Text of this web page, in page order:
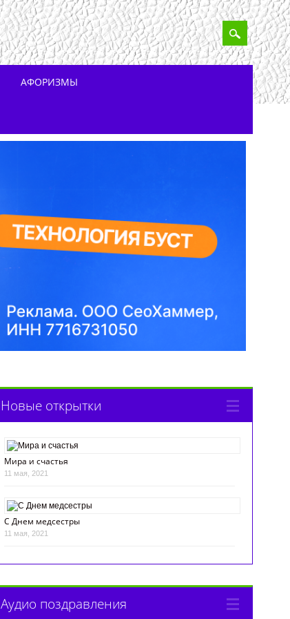
АФОРИЗМЫ
Новые открытки
Мира и счастья
11 мая, 2021
С Днем медсестры
11 мая, 2021
Аудио поздравления